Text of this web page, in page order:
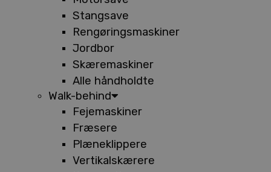
Stangsave
Rengøringsmaskiner
Jordbor
Skæremaskiner
Alle håndholdte
Walk-behind
Fejemaskiner
Fræsere
Plæneklippere
Vertikalskærere